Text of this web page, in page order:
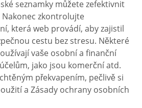
seznamky můžete zefektivnit
zkontrolujte
která web provádí, aby zajistil
cestu bez stresu. Některé
vaše osobní a finanční
jako jsou komerční atd.
překvapením, pečlivě si
a Zásady ochrany osobních